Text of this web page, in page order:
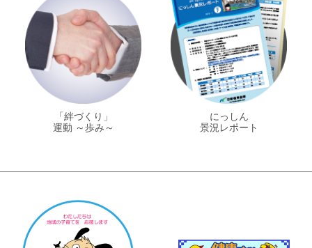
「絆づくり」
運動 ～歩み～
にっしん
景況レポート